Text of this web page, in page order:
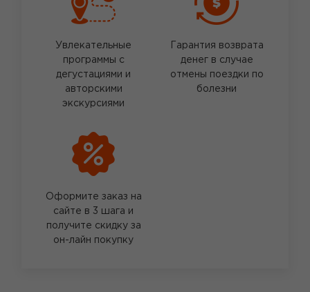
Увлекательные
программы с
дегустациями и
авторскими
экскурсиями
Гарантия возврата
денег в случае
отмены поездки по
болезни
Оформите заказ на
сайте в 3 шага и
получите скидку за
он-лайн покупку